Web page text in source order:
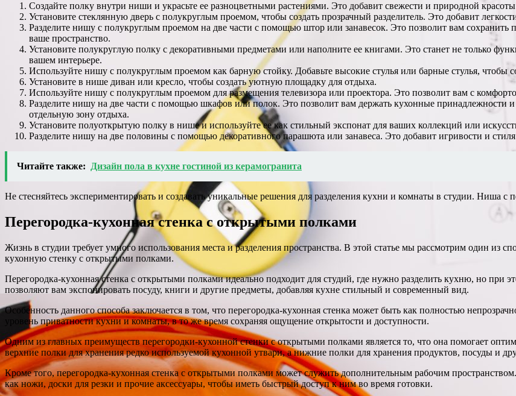
Создайте полку внутри ниши и украсьте ее разноцветными растениями. Это добавит свежести и природной
Установите стеклянную дверь с полукруглым проемом, чтобы создать прозрачный разделитель. Это добавит
Разделите нишу с полукруглым проемом на две части с помощью штор или занавесок. Это позволит вам сохранить
ваше пространство.
Установите полукруглую полку с декоративными предметами или наполните ее книгами. Это станет не только
вашем интерьере.
Используйте нишу с полукруглым проемом как барную стойку. Добавьте высокие стулья или барные стулья, чтобы
Установите в нише диван или кресло, чтобы создать уютную площадку для отдыха.
Используйте нишу с полукруглым проемом для размещения телевизора или проектора. Это позволит вам с
Разделите нишу на две части с помощью шкафов или полок. Это позволит вам держать кухонные принадлежности
отдельную зону отдыха.
Установите полуоткрытую полку в нише и используйте ее как стильный экспонат для ваших коллекций или
Разделите нишу на две половины с помощью декоративного парашюта или занавеса. Это добавит игривости и
Читайте также: Дизайн пола в кухне гостиной из керамогранита
Не стесняйтесь экспериментировать и создавать уникальные решения для разделения кухни и комнаты в студии. Ниша
Перегородка-кухонная стенка с открытыми полками
Жизнь в студии требует умного использования места и разделения пространства. В этой статье мы рассмотрим один из
кухонную стенку с открытыми полками.
Перегородка-кухонная стенка с открытыми полками идеально подходит для студий, где нужно разделить кухню, но при
позволяют вам экспонировать посуду, книги и другие предметы, добавляя кухне стильный и современный вид.
Особенность данного способа заключается в том, что перегородка-кухонная стенка может быть как полностью
уровень приватности кухни и комнаты, в то же время сохраняя ощущение открытости и доступности.
Одним из главных преимуществ перегородки-кухонной стенки с открытыми полками является то, что она помогает
верхние полки для хранения редко используемой кухонной утвари, а нижние полки для хранения продуктов, посуды и
Кроме того, перегородка-кухонная стенка с открытыми полками может служить дополнительным рабочим
как ножи, доски для резки и прочие аксессуары, чтобы иметь быстрый доступ к ним во время готовки.